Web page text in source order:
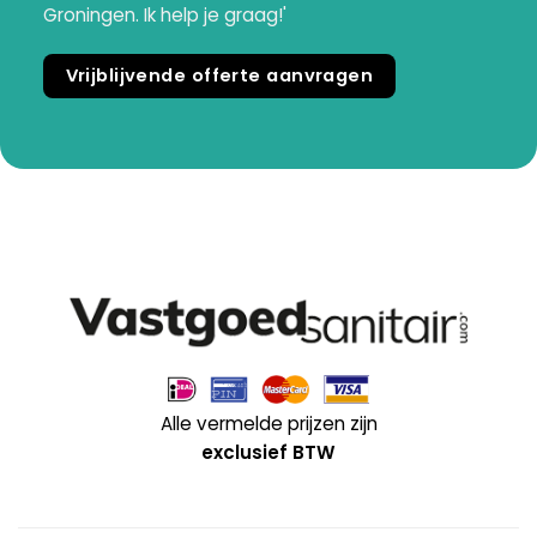
Groningen. Ik help je graag!'
Vrijblijvende offerte aanvragen
Alle vermelde prijzen zijn
exclusief BTW